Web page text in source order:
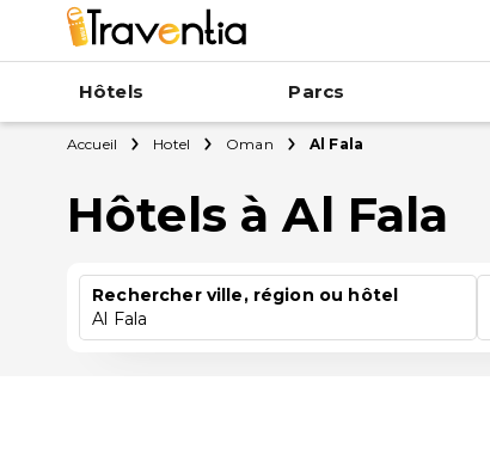
Hôtels Parcs
Accueil Hotel Oman Al Fala
Hôtels à Al Fala
Rechercher ville, région ou hôtel
Al Fala